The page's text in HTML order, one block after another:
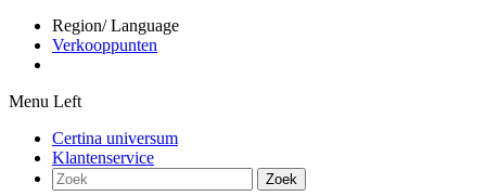
Region/ Language
Verkooppunten
Menu Left
Certina universum
Klantenservice
Zoek